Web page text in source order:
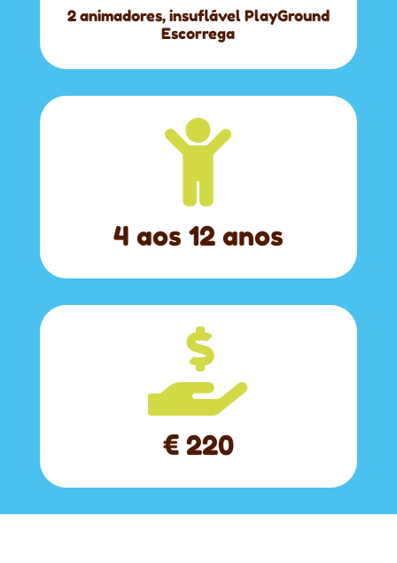
2 animadores, insuflável PlayGround
Escorrega

4 aos 12 anos

€ 220